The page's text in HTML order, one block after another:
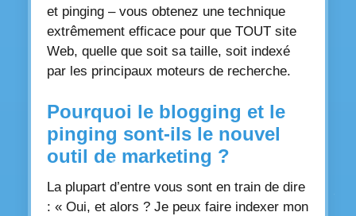
et pinging – vous obtenez une technique
extrêmement efficace pour que TOUT site
Web, quelle que soit sa taille, soit indexé
par les principaux moteurs de recherche.
Pourquoi le blogging et le
pinging sont-ils le nouvel
outil de marketing ?
La plupart d’entre vous sont en train de dire
: « Oui, et alors ? Je peux faire indexer mon